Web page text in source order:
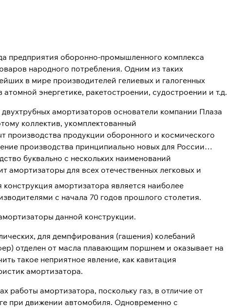
предприятия оборонно-промышленного комплекса
народного потребления. Одним из таких
в мире производителей гелиевых и галогенных
энергетике, ракетостроении, судостроении и т.д.
амортизаторов основатели компании Плаза
коллектив, укомплектованный
продукции оборонного и космического
производства принципиально новых для России
буквально с нескольких наименований
амортизаторы для всех отечественных легковых и
амортизатора является наиболее
с начала 70 годов прошлого столетия.
данной конструкции.
для демпфирования (гашения) колебаний
отделен от масла плавающим поршнем и оказывает на
такое неприятное явление, как кавитация
амортизатора.
работы амортизатора, поскольку газ, в отличие от
при движении автомобиля. Одновременно с